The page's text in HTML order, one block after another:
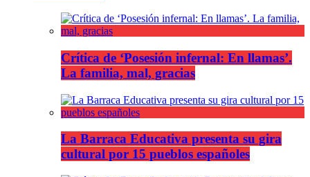
Crítica de ‘Posesión infernal: En llamas’.
La familia, mal, gracias
La Barraca Educativa presenta su gira
cultural por 15 pueblos españoles